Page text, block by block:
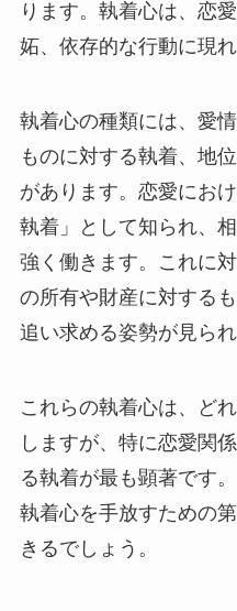
ります。執着心は、恋
妬、依存的な行動に現
執着心の種類には、愛
ものに対する執着、地
があります。恋愛にお
執着」として知られ、
強く働きます。これに
の所有や財産に対する
追い求める姿勢が見られ
これらの執着心は、ど
しますが、特に恋愛関
る執着が最も顕著です
執着心を手放すための
きるでしょう。